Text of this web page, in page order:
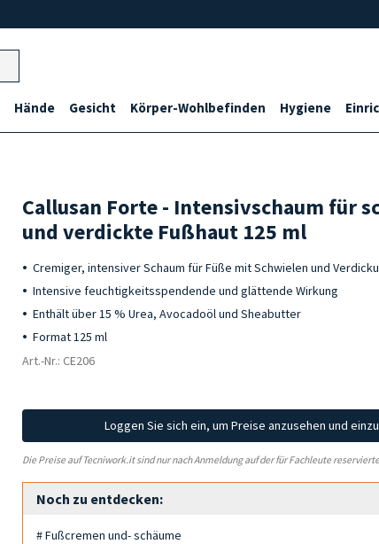
Hände Gesicht Körper-Wohlbefinden Hygiene
Callusan Forte - Intensivschaum für
und verdickte Fußhaut 125 ml
Cremiger, intensiver Schaum für Füße mit Schwielen und
Intensive feuchtigkeitsspendende und glättende Wirkung
Enthält über 15 % Urea, Avocadoöl und Sheabutter
Format 125 ml
Art.-Nr.: CE206
Loggen Sie sich ein, um Preise anzusehen und
Die Preise auf Tecniwork.it sind nur nach Anmeldung auf der für Fachleute
Noch zu entdecken:
# Fußcremen und- schäume